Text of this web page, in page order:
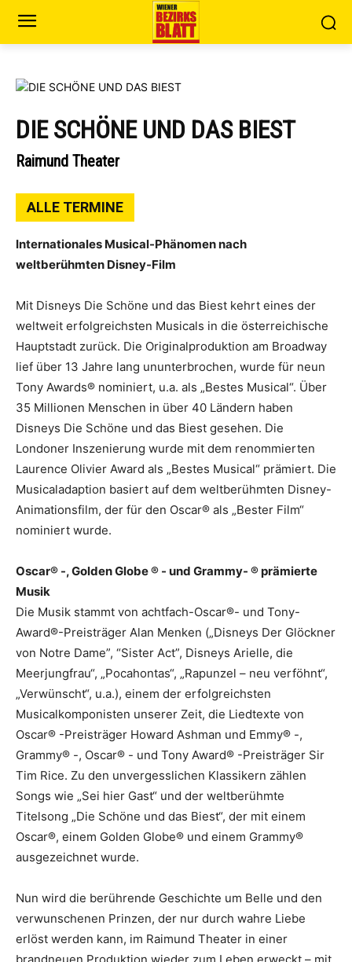
DIE SCHÖNE UND DAS BIEST
Raimund Theater
ALLE TERMINE
Internationales Musical-Phänomen nach
weltberühmten Disney-Film
Mit Disneys Die Schöne und das Biest kehrt eines der
weltweit erfolgreichsten Musicals in die österreichische
Hauptstadt zurück. Die Originalproduktion am Broadway
lief über 13 Jahre lang ununterbrochen, wurde für neun
Tony Awards® nominiert, u.a. als „Bestes Musical“. Über
35 Millionen Menschen in über 40 Ländern haben
Disneys Die Schöne und das Biest gesehen. Die
Londoner Inszenierung wurde mit dem renommierten
Laurence Olivier Award als „Bestes Musical“ prämiert. Die
Musicaladaption basiert auf dem weltberühmten Disney-
Animationsfilm, der für den Oscar® als „Bester Film“
nominiert wurde.
Oscar® -, Golden Globe ® - und Grammy- ® prämierte
Musik
Die Musik stammt von achtfach-Oscar®- und Tony-
Award®-Preisträger Alan Menken („Disneys Der Glöckner
von Notre Dame”, “Sister Act”, Disneys Arielle, die
Meerjungfrau“, „Pocahontas“, „Rapunzel – neu verföhnt“,
„Verwünscht“, u.a.), einem der erfolgreichsten
Musicalkomponisten unserer Zeit, die Liedtexte von
Oscar® -Preisträger Howard Ashman und Emmy® -,
Grammy® -, Oscar® - und Tony Award® -Preisträger Sir
Tim Rice. Zu den unvergesslichen Klassikern zählen
Songs wie „Sei hier Gast“ und der weltberühmte
Titelsong „Die Schöne und das Biest“, der mit einem
Oscar®, einem Golden Globe® und einem Grammy®
ausgezeichnet wurde.
Nun wird die berührende Geschichte um Belle und den
verwunschenen Prinzen, der nur durch wahre Liebe
erlöst werden kann, im Raimund Theater in einer